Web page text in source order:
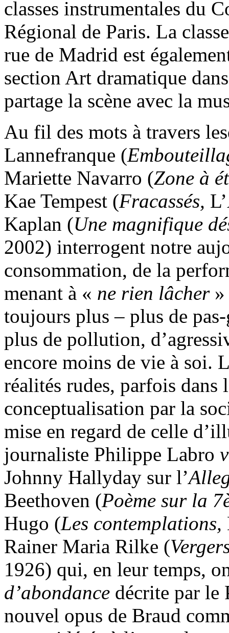
classes instrumentales du
Régional de Paris. La
rue de Madrid est
section Art dramatique
partage la scène avec la
Au fil des mots à travers
Lannefranque (
Mariette Navarro (Zone à
Kae Tempest (Fracassés,
Kaplan (Une magnifique
2002) interrogent notre
consommation, de la
menant à « ne rien lâcher»
toujours plus – plus de
plus de pollution,
encore moins de vie à soi.
réalités rudes, parfois dans
conceptualisation par la
mise en regard de celle
journaliste Philippe Labro
Johnny Hallyday sur l’
Beethoven (Poème sur la
Hugo (Les contemplations,
Rainer Maria Rilke (
1926) qui, en leur temps,
d’abondance décrite par le
nouvel opus de Braud